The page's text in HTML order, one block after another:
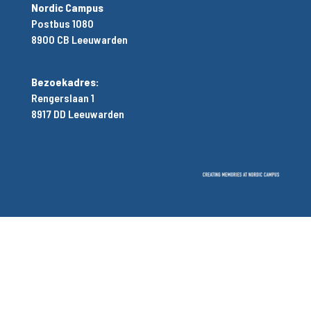
Nordic Campus
Postbus 1080
8900 CB Leeuwarden
Bezoekadres:
Rengerslaan 1
8917 DD Leeuwarden